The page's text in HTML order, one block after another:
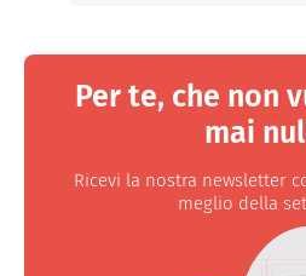
Per te, che non
mai
Ricevi la nostra newsletter
meglio della